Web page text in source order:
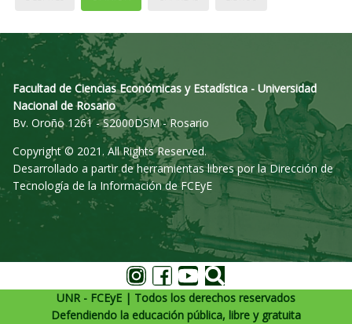
Facultad de Ciencias Económicas y Estadística - Universidad
Nacional de Rosario
Bv. Oroño 1261 - S2000DSM - Rosario
Copyright © 2021. All Rights Reserved.
Desarrollado a partir de herramientas libres por la Dirección de
Tecnología de la Información de FCEyE
UNR - FCEyE | Todos los derechos reservados
Defendiendo la educación pública, libre y gratuita